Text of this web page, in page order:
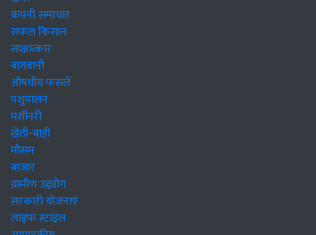
कंपनी समाचार
सफल किसान
साक्षात्कार
बागवानी
औषधीय फसलें
पशुपालन
मशीनरी
खेती-बाड़ी
मौसम
बाजार
ग्रामीण उद्द्योग
सरकारी योजनाएं
लाइफ स्टाइल